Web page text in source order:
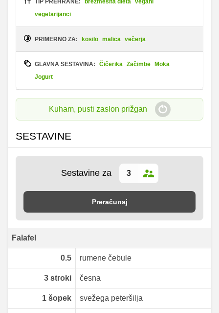
vegetarijanci
PRIMERNO ZA: kosilo malica večerja
GLAVNA SESTAVINA: Čičerika Začimbe Moka
Jogurt
Kuham, pusti zaslon prižgan
SESTAVINE
Sestavine za
Preračunaj
Falafel
0.5 rumene čebule
3stroki česna
1šopek svežega peteršilja